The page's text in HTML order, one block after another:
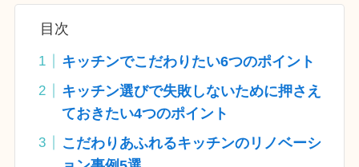
目次
キッチンでこだわりたい6つのポイント
キッチン選びで失敗しないために押さえ
ておきたい4つのポイント
こだわりあふれるキッチンのリノベーシ